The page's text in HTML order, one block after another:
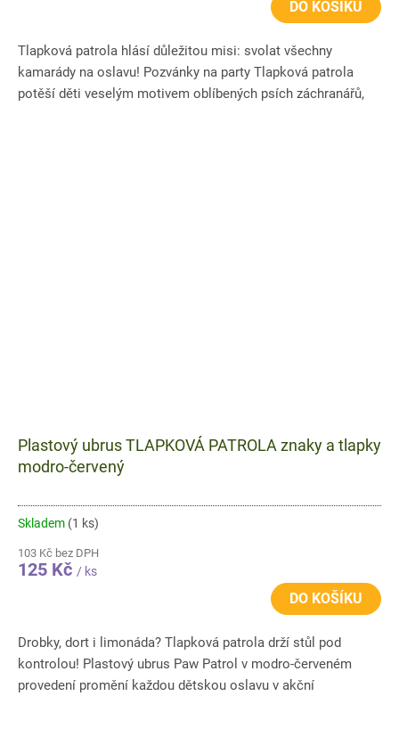
DO KOŠÍKU
Tlapková patrola hlásí důležitou misi: svolat všechny
kamarády na oslavu! Pozvánky na party Tlapková patrola
potěší děti veselým motivem oblíbených psích záchranářů,
Plastový ubrus TLAPKOVÁ PATROLA znaky a tlapky
modro-červený
Skladem (1 ks)
103 Kč bez DPH
125 Kč / ks
DO KOŠÍKU
Drobky, dort i limonáda? Tlapková patrola drží stůl pod
kontrolou! Plastový ubrus Paw Patrol v modro-červeném
provedení promění každou dětskou oslavu v akční